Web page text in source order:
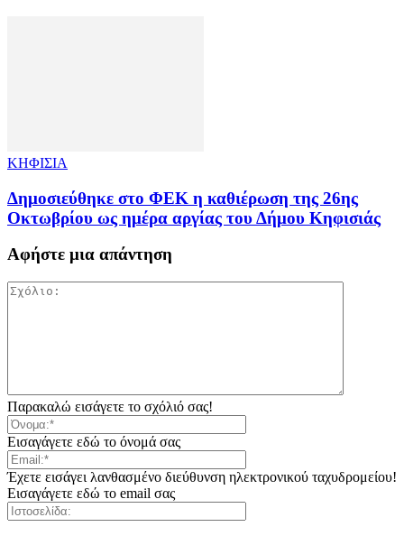
ΚΗΦΙΣΙΑ
Δημοσιεύθηκε στο ΦΕΚ η καθιέρωση της 26ης
Οκτωβρίου ως ημέρα αργίας του Δήμου Κηφισιάς
Αφήστε μια απάντηση
Παρακαλώ εισάγετε το σχόλιό σας!
Εισαγάγετε εδώ το όνομά σας
Έχετε εισάγει λανθασμένο διεύθυνση ηλεκτρονικού ταχυδρομείου!
Εισαγάγετε εδώ το email σας